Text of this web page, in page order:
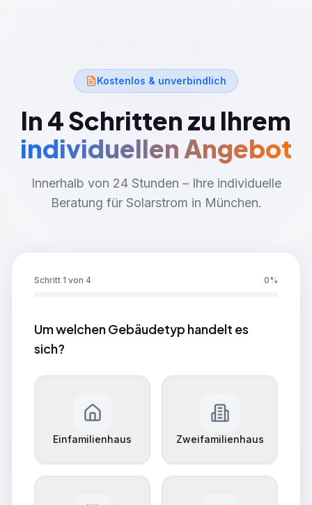
Kostenlos & unverbindlich
In 4 Schritten zu Ihrem
individuellen Angebot
Innerhalb von 24 Stunden – Ihre individuelle
Beratung für Solarstrom in München.
Schritt 1 von 4 0%
Um welchen Gebäudetyp handelt es
sich?
Einfamilienhaus Zweifamilienhaus